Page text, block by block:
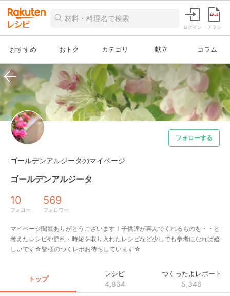
ログイン チラシ
おすすめ おトク カテゴリ 献立 コラム
フォローする
ゴールデンアルジータのマイページ
ゴールデンアルジータ
10
フォロー
569
フォロワー
マイページ閲覧ありがとうございます！子供達が喜んでくれるものを・・と
考えたレシピや節約・時短を取り入れたレシピなど少しでも参考になれば嬉
しいです☆皆様のつくレポお待ちしています☆
トップ
レシピ
4,864
つくったよレポート
5,346